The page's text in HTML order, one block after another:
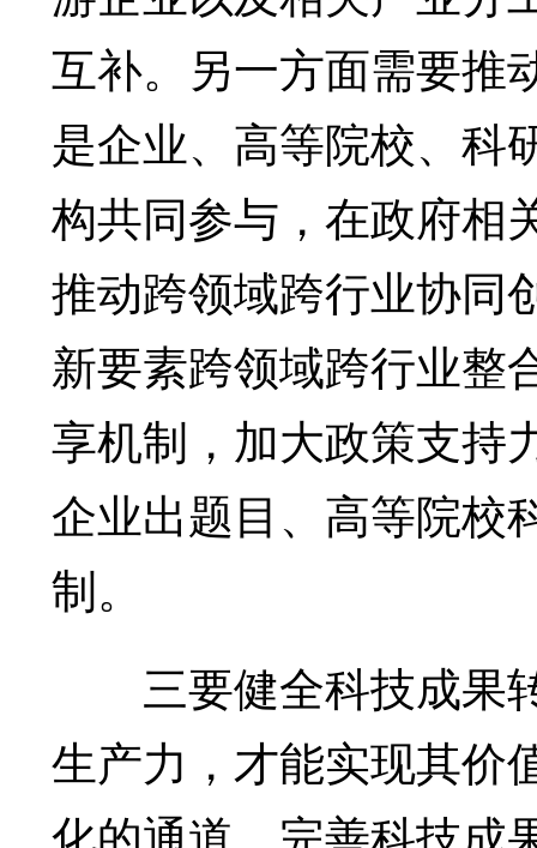
互补。另一方面需要推
是企业、高等院校、科
构共同参与，在政府相
推动跨领域跨行业协同
新要素跨领域跨行业整
享机制，加大政策支持
企业出题目、高等院校
制。
三要健全科技成果
生产力，才能实现其价
化的通道，完善科技成